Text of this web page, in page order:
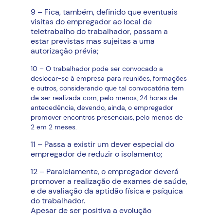
9 – Fica, também, definido que eventuais
visitas do empregador ao local de
teletrabalho do trabalhador, passam a
estar previstas mas sujeitas a uma
autorização prévia;
10 – O trabalhador pode ser convocado a
deslocar-se à empresa para reuniões, formações
e outros, considerando que tal convocatória tem
de ser realizada com, pelo menos, 24 horas de
antecedência, devendo, ainda, o empregador
promover encontros presenciais, pelo menos de
2 em 2 meses.
11 – Passa a existir um dever especial do
empregador de reduzir o isolamento;
12 – Paralelamente, o empregador deverá
promover a realização de exames de saúde,
e de avaliação da aptidão física e psíquica
do trabalhador.
Apesar de ser positiva a evolução